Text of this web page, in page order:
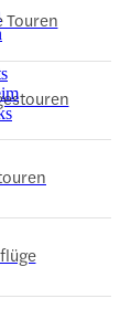
Touren